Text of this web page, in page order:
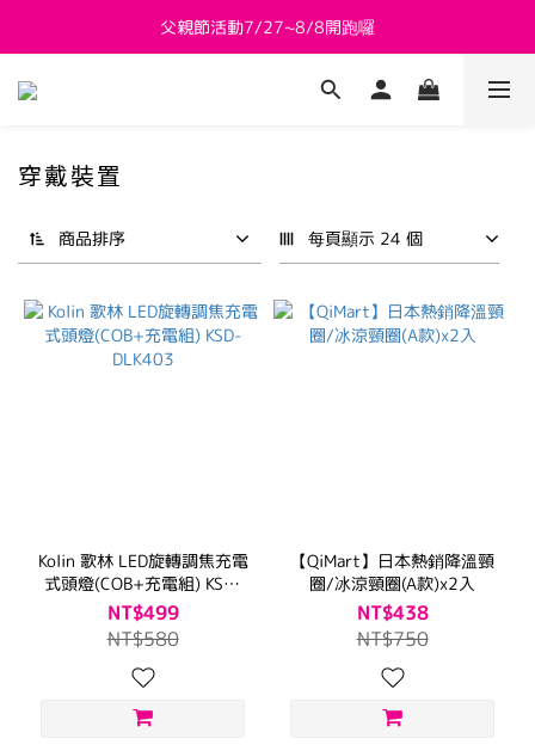
新會員送 $800購物金
父親節活動7/27~8/8開跑囉
新會員送 $800購物金
穿戴裝置
商品排序 每頁顯示 24 個
Kolin 歌林 LED旋轉調焦充電
式頭燈(COB+充電組) KSD-
DLK403
NT$499
NT$580
【QiMart】日本熱銷降溫頸
圈/冰涼頸圈(A款)x2入
NT$438
NT$750